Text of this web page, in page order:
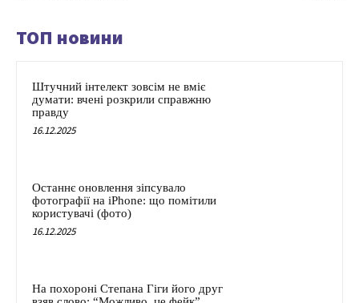
ТОП новини
Штучний інтелект зовсім не вміє
думати: вчені розкрили справжню
правду
16.12.2025
Останнє оновлення зіпсувало
фотографії на iPhone: що помітили
користувачі (фото)
16.12.2025
На похороні Степана Гіги його друг